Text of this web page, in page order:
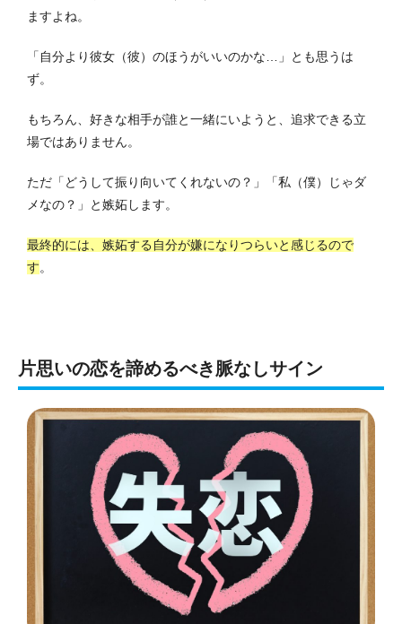
ますよね。
「自分より彼女（彼）のほうがいいのかな…」とも思うは
ず。
もちろん、好きな相手が誰と一緒にいようと、追求できる立
場ではありません。
ただ「どうして振り向いてくれないの？」「私（僕）じゃダ
メなの？」と嫉妬します。
最終的には、嫉妬する自分が嫌になりつらいと感じるので
す。
片思いの恋を諦めるべき脈なしサイン